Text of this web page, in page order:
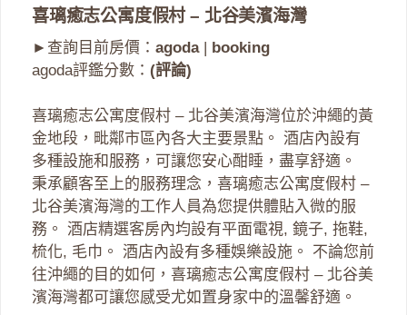
喜璃癒志公寓度假村 – 北谷美濱海灣
►查詢目前房價： agoda| booking
agoda評鑑分數： (評論)
喜璃癒志公寓度假村 – 北谷美濱海灣位於沖繩的黃
金地段，毗鄰市區內各大主要景點。 酒店內設有
多種設施和服務，可讓您安心酣睡，盡享舒適。
秉承顧客至上的服務理念，喜璃癒志公寓度假村 –
北谷美濱海灣的工作人員為您提供體貼入微的服
務。 酒店精選客房內均設有平面電視, 鏡子, 拖鞋,
梳化, 毛巾。 酒店內設有多種娛樂設施。 不論您前
往沖繩的目的如何，喜璃癒志公寓度假村 – 北谷美
濱海灣都可讓您感受尤如置身家中的溫馨舒適。